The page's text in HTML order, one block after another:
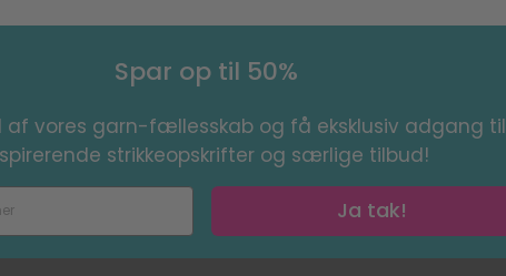
Spar op til 50%
af vores garn-fællesskab og få eksklusiv adgang til
strikkeopskrifter og særlige tilbud!
Ja tak!